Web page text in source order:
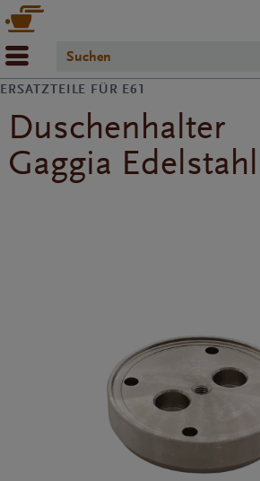
ERSATZTEILE FÜR E61
Duschenhalter
Gaggia Edelstahl